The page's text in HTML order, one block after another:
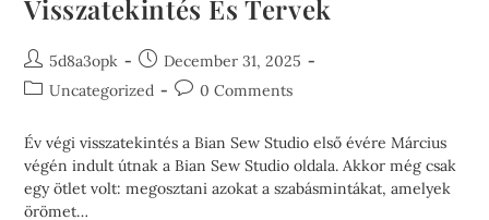
Visszatekintés És Tervek
5d8a3opk
December 31, 2025
Uncategorized
0 Comments
Év végi visszatekintés a Bian Sew Studio első évére Március
végén indult útnak a Bian Sew Studio oldala. Akkor még csak
egy ötlet volt: megosztani azokat a szabásmintákat, amelyek
örömet…